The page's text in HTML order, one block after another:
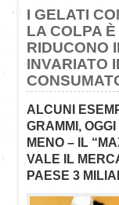
I GELATI
LA COLPA
RIDUCONO
INVARIATO
ALCUNI
GRAMMI,
MENO – IL
VALE IL
PAESE 3